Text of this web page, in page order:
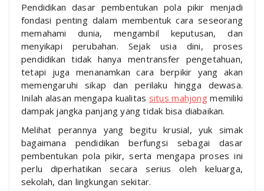
Pendidikan dasar pembentukan pola pikir menjadi
fondasi penting dalam membentuk cara seseorang
memahami dunia, mengambil keputusan, dan
menyikapi perubahan. Sejak usia dini, proses
pendidikan tidak hanya mentransfer pengetahuan,
tetapi juga menanamkan cara berpikir yang akan
memengaruhi sikap dan perilaku hingga dewasa.
Inilah alasan mengapa kualitas situs mahjongmemiliki
dampak jangka panjang yang tidak bisa diabaikan.
Melihat perannya yang begitu krusial, yuk simak
bagaimana pendidikan berfungsi sebagai dasar
pembentukan pola pikir, serta mengapa proses ini
perlu diperhatikan secara serius oleh keluarga,
sekolah, dan lingkungan sekitar.